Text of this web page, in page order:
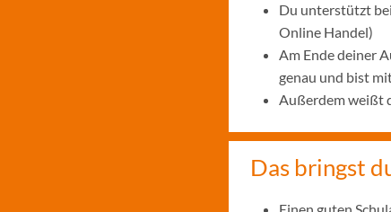
Du unterstützt
Online Handel)
Am Ende deiner
genau und bist
Außerdem weißt
Das bringst
Einen guten